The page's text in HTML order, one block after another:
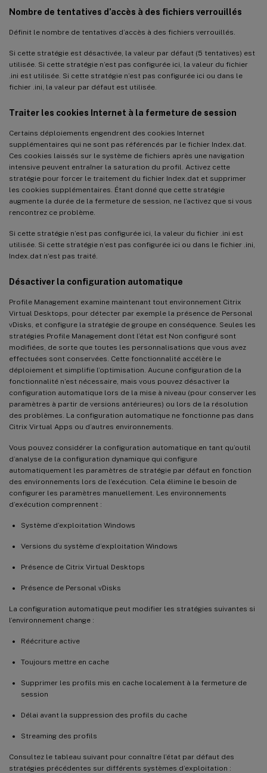
Nombre de tentatives d’accès à des fichiers verrouillés
Définit le nombre de tentatives d’accès à des fichiers verrouillés.
Si cette stratégie est désactivée, la valeur par défaut (5 tentatives) est
utilisée. Si cette stratégie n’est pas configurée ici, la valeur du fichier
.ini est utilisée. Si cette stratégie n’est pas configurée ici ou dans le
fichier .ini, la valeur par défaut est utilisée.
Traiter les cookies Internet à la fermeture de session
Certains déploiements engendrent des cookies Internet
supplémentaires qui ne sont pas référencés par le fichier Index.dat.
Ces cookies laissés sur le système de fichiers après une navigation
intensive peuvent entraîner la saturation du profil. Activez cette
stratégie pour forcer le traitement du fichier Index.dat et supprimer
les cookies supplémentaires. Étant donné que cette stratégie
augmente la durée de la fermeture de session, ne l’activez que si vous
rencontrez ce problème.
Si cette stratégie n’est pas configurée ici, la valeur du fichier .ini est
utilisée. Si cette stratégie n’est pas configurée ici ou dans le fichier .ini,
Index.dat n’est pas traité.
Désactiver la configuration automatique
Profile Management examine maintenant tout environnement Citrix
Virtual Desktops, pour détecter par exemple la présence de Personal
vDisks, et configure la stratégie de groupe en conséquence. Seules les
stratégies Profile Management dont l’état est Non configuré sont
modifiées, de sorte que toutes les personnalisations que vous avez
effectuées sont conservées. Cette fonctionnalité accélère le
déploiement et simplifie l’optimisation. Aucune configuration de la
fonctionnalité n’est nécessaire, mais vous pouvez désactiver la
configuration automatique lors de la mise à niveau (pour conserver les
paramètres à partir de versions antérieures) ou lors de la résolution
des problèmes. La configuration automatique ne fonctionne pas dans
Citrix Virtual Apps ou d’autres environnements.
Vous pouvez considérer la configuration automatique en tant qu’outil
d’analyse de la configuration dynamique qui configure
automatiquement les paramètres de stratégie par défaut en fonction
des environnements lors de l’exécution. Cela élimine le besoin de
configurer les paramètres manuellement. Les environnements
d’exécution comprennent :
Système d’exploitation Windows
Versions du système d’exploitation Windows
Présence de Citrix Virtual Desktops
Présence de Personal vDisks
La configuration automatique peut modifier les stratégies suivantes si
l’environnement change :
Réécriture active
Toujours mettre en cache
Supprimer les profils mis en cache localement à la fermeture de
session
Délai avant la suppression des profils du cache
Streaming des profils
Consultez le tableau suivant pour connaître l’état par défaut des
stratégies précédentes sur différents systèmes d’exploitation :